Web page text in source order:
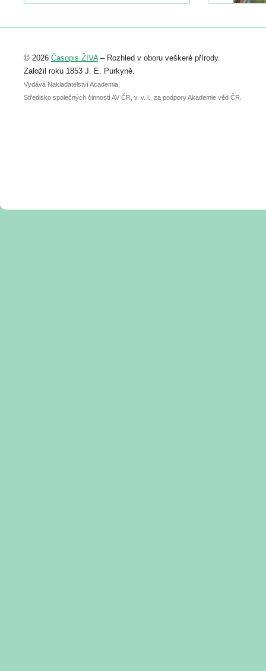
Registrovat se můžete do 6. září.
abstraktu přihlášené přednášky nebo
posteru je už 30. června.
© 2026 Časopis ŽIVA– Rozhled v oboru veškeré přírody.
Založil roku 1853 J. E. Purkyně.
Vydává Nakladatelství Academia,
Středisko společných činností AV ČR, v. v. i., za podpory Akademie věd ČR.